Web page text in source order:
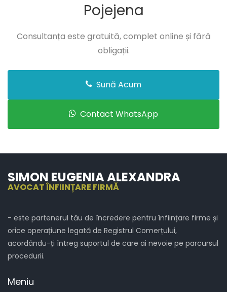
Pojejena
Consultanța este gratuită, complet online și fără
obligații.
Sună Acum
Contact WhatsApp
SIMON EUGENIA ALEXANDRA
AVOCAT ÎNFIINȚARE FIRMĂ
- este partenerul tău de încredere pentru înființare firme și
orice operațiune legată de Registrul Comerțului,
acordându-ți întreg suportul de care ai nevoie pe parcursul
procedurii.
Meniu